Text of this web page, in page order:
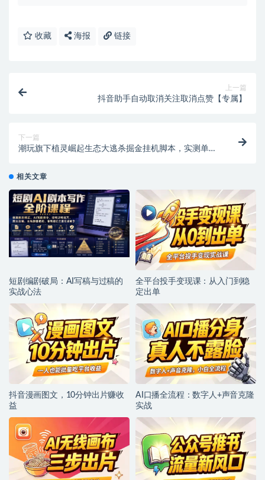
收藏 海报 链接
上一篇
抖音助手自动取消关注取消点赞【专属】
下一篇
潮玩旗下植灵崛起生态大逃杀掘金挂机脚本，实测单机
相关文章
短剧编剧破局：AI写稿与过稿的
实战心法
全平台投手变现课：从入门到稳
定出单
抖音漫画图文，10分钟出片赚收
益
AI口播全流程：数字人+声音克隆
实战